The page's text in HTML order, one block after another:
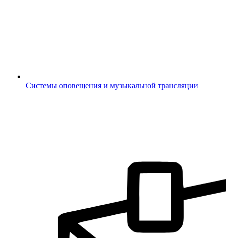
Системы оповещения и музыкальной трансляции